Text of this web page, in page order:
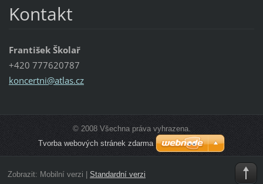
Kontakt
František Školař
+420 777620787
koncertni@atlas.cz
© 2008 Všechna práva vyhrazena.
Tvorba webových stránek zdarma
Zobrazit: Mobilní verzi | Standardní verzi